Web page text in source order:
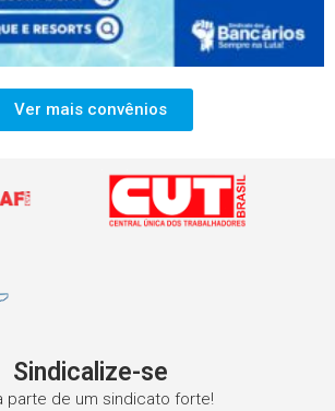
Ver mais convênios
Sindicalize-se
parte de um sindicato forte!